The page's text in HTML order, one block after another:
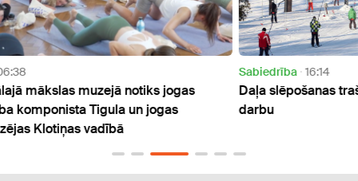
Daļa slēpošanas trašu paziņo, kad varētu sākt
darbu